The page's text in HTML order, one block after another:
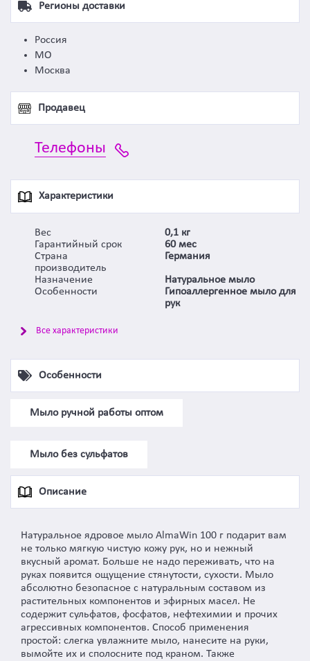
Регионы доставки
Россия
МО
Москва
Продавец
Телефоны
Характеристики
Вес
0,1 кг
Гарантийный срок
60 мес
Страна
производитель
Германия
Назначение
Натуральное мыло
Особенности
Гипоаллергенное мыло для
рук
Все характеристики
Особенности
Мыло ручной работы оптом
Мыло без сульфатов
Описание
Натуральное ядровое мыло AlmaWin 100 г подарит вам
не только мягкую чистую кожу рук, но и нежный
вкусный аромат. Больше не надо переживать, что на
руках появится ощущение стянутости, сухости. Мыло
абсолютно безопасное с натуральным составом из
растительных компонентов и эфирных масел. Не
содержит сульфатов, фосфатов, нефтехимии и прочих
агрессивных компонентов. Способ применения
простой: слегка увлажните мыло, нанесите на руки,
вымойте их и сполосните под краном. Также